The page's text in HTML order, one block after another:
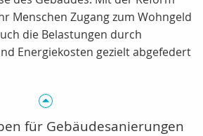
Menschen Zugang zum Wohngeld
die Belastungen durch
Energiekosten gezielt abgefedert
für Gebäudesanierungen